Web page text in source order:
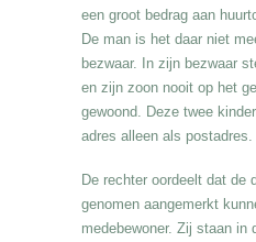
een groot bedrag aan
De man is het daar niet
bezwaar. In zijn bezwaar
en zijn zoon nooit op het
gewoond. Deze twee
adres alleen als postadres.
De rechter oordeelt dat de
genomen aangemerkt
medebewoner. Zij staan in